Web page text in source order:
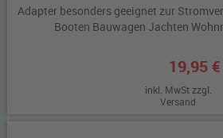
Adapter besonders geeignet zur
Booten Bauwagen Jachten
19,95 €
inkl. MwSt zzgl.
Versand